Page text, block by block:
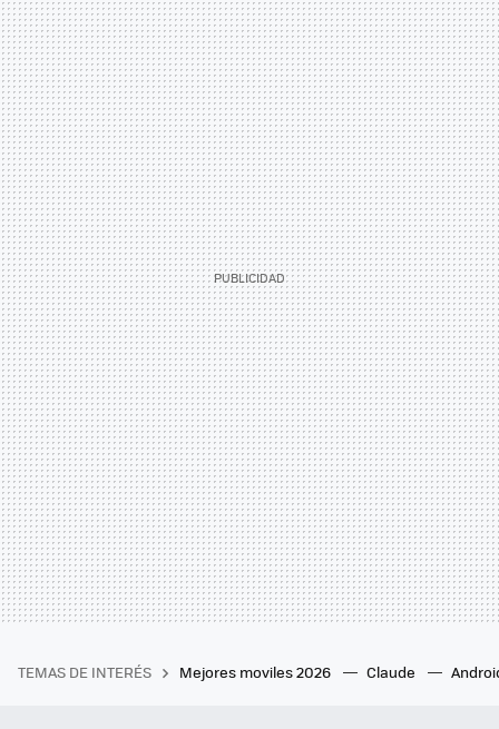
TEMAS DE INTERÉS Mejores moviles 2026 Claude